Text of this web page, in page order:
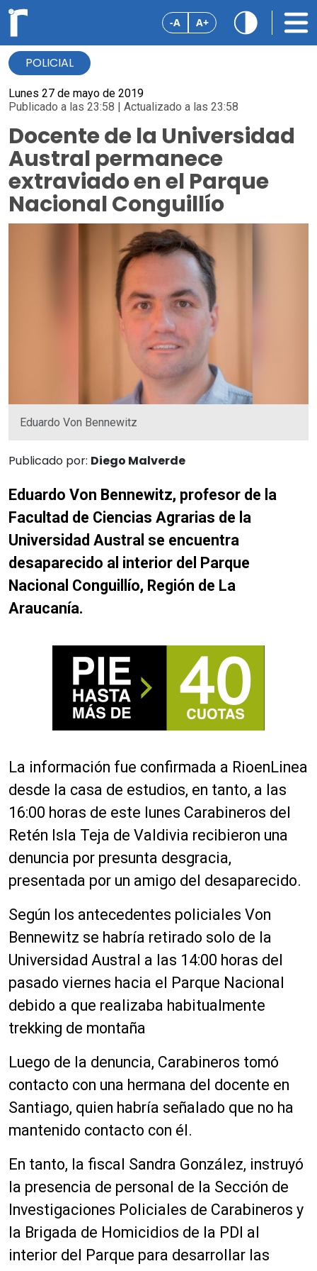
-A A+
POLICIAL
Lunes 27 de mayo de 2019
Publicado a las 23:58 | Actualizado a las 23:58
Docente de la Universidad
Austral permanece
extraviado en el Parque
Nacional Conguillío
Eduardo Von Bennewitz
Publicado por: Diego Malverde
Eduardo Von Bennewitz, profesor de la
Facultad de Ciencias Agrarias de la
Universidad Austral se encuentra
desaparecido al interior del Parque
Nacional Conguillío, Región de La
Araucanía.
La información fue confirmada a RioenLinea
desde la casa de estudios, en tanto, a las
16:00 horas de este lunes Carabineros del
Retén Isla Teja de Valdivia recibieron una
denuncia por presunta desgracia,
presentada por un amigo del desaparecido.
Según los antecedentes policiales Von
Bennewitz se habría retirado solo de la
Universidad Austral a las 14:00 horas del
pasado viernes hacia el Parque Nacional
debido a que realizaba habitualmente
trekking de montaña
Luego de la denuncia, Carabineros tomó
contacto con una hermana del docente en
Santiago, quien habría señalado que no ha
mantenido contacto con él.
En tanto, la fiscal Sandra González, instruyó
la presencia de personal de la Sección de
Investigaciones Policiales de Carabineros y
la Brigada de Homicidios de la PDI al
interior del Parque para desarrollar las